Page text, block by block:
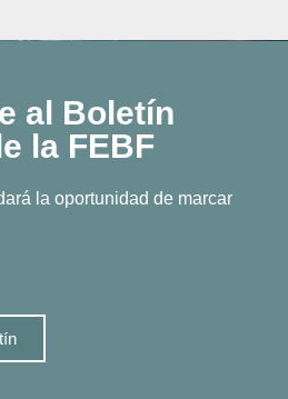
al Boletín
la FEBF
la oportunidad de marcar